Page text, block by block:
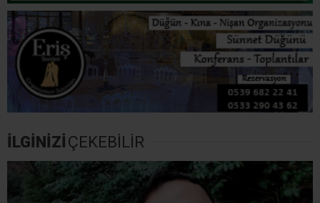
İLGİNİZİ ÇEKEBİLİR